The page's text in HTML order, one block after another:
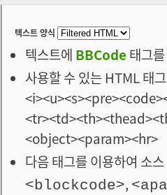
텍스트 양식
텍스트에 BBCode태그
사용할 수 있는 HTML
<object><param><hr>
다음 태그를 이용하여 소
<blockcode>,